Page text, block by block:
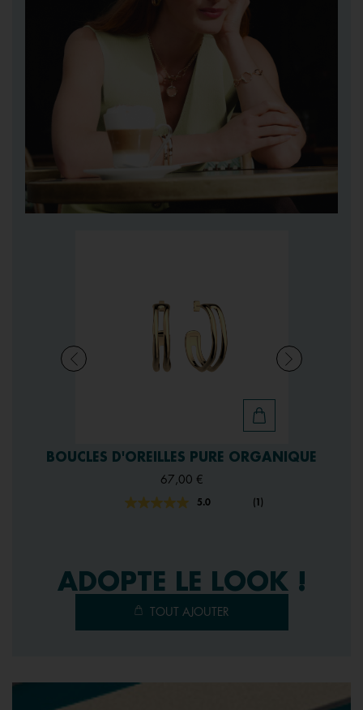
ADOPTE LE LOOK !
TOUT AJOUTER
BOUCLES D'OREILLES PURE ORGANIQUE
67,00 €
5.0
Lire
la
même
(1)